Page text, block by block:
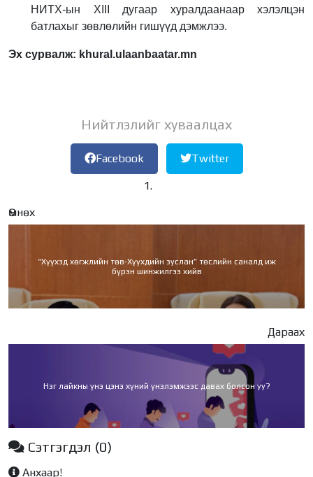
НИТХ-ын XIII дугаар хуралдаанаар хэлэлцэн
батлахыг зөвлөлийн гишүүд дэмжлээ.
Эх сурвалж: khural.ulaanbaatar.mn
Нийтлэлийг хуваалцах
Facebook Twitter
Өмнөх
“Хүүхэд хөгжлийн төв-Хүүхдийн зуслан” төслийн саналд иж
бүрэн шинжилгээ хийв
Дараах
Нэг лайкны үнэ цэнэ хүний үнэлэмжээс давах болсон уу?
Сэтгэгдэл (0)
Анхаар!